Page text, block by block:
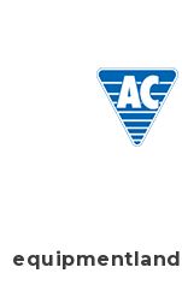
equipmentland